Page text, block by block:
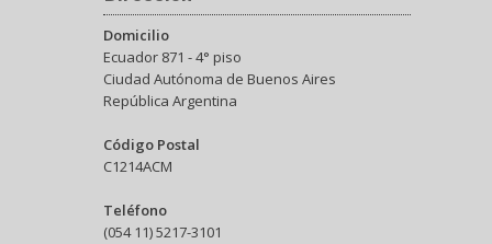
Domicilio
Ecuador 871 - 4° piso
Ciudad Autónoma de Buenos Aires
República Argentina
Código Postal
C1214ACM
Teléfono
(054 11) 5217-3101